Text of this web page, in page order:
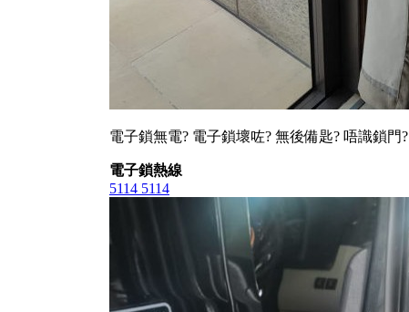
電子鎖無電? 電子鎖壞咗? 無後備匙? 唔識鎖門?
電子鎖熱線
5114 5114